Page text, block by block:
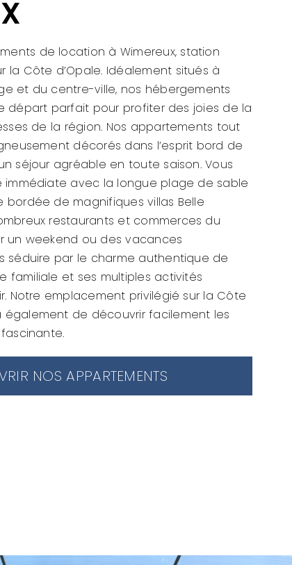
de location à Wimereux, station
la Côte d’Opale. Idéalement situés à
et du centre-ville, nos hébergements
départ parfait pour profiter des joies de la
de la région. Nos appartements tout
décorés dans l’esprit bord de
séjour agréable en toute saison. Vous
immédiate avec la longue plage de sable
de magnifiques villas Belle
restaurants et commerces du
un weekend ou des vacances
séduire par le charme authentique de
familiale et ses multiples activités
Notre emplacement privilégié sur la Côte
également de découvrir facilement les
NOS APPARTEMENTS